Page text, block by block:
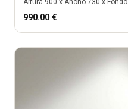
990.00 €